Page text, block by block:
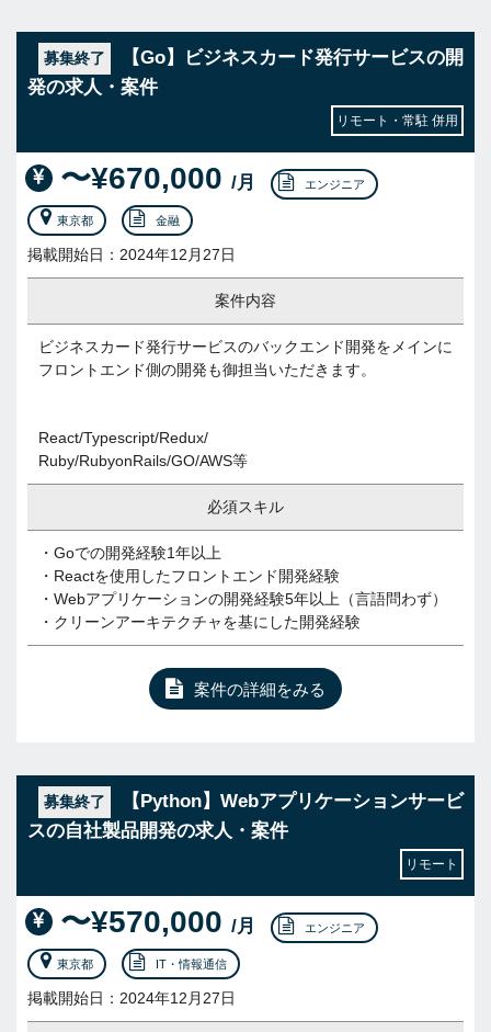
募集終了
【Go】ビジネスカード発行サービスの開
発の求人・案件
リモート・常駐 併用
〜¥670,000 /月 エンジニア
東京都 金融
掲載開始日：2024年12月27日
案件内容
ビジネスカード発行サービスのバックエンド開発をメインに
フロントエンド側の開発も御担当いただきます。
React/Typescript/Redux/
Ruby/RubyonRails/GO/AWS等
必須スキル
・Goでの開発経験1年以上
・Reactを使用したフロントエンド開発経験
・Webアプリケーションの開発経験5年以上（言語問わず）
・クリーンアーキテクチャを基にした開発経験
案件の詳細をみる
募集終了
【Python】Webアプリケーションサービ
スの自社製品開発の求人・案件
リモート
〜¥570,000 /月 エンジニア
東京都 IT・情報通信
掲載開始日：2024年12月27日